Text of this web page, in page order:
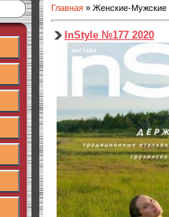
Главная » Женские-Мужские
InStyle №177 2020